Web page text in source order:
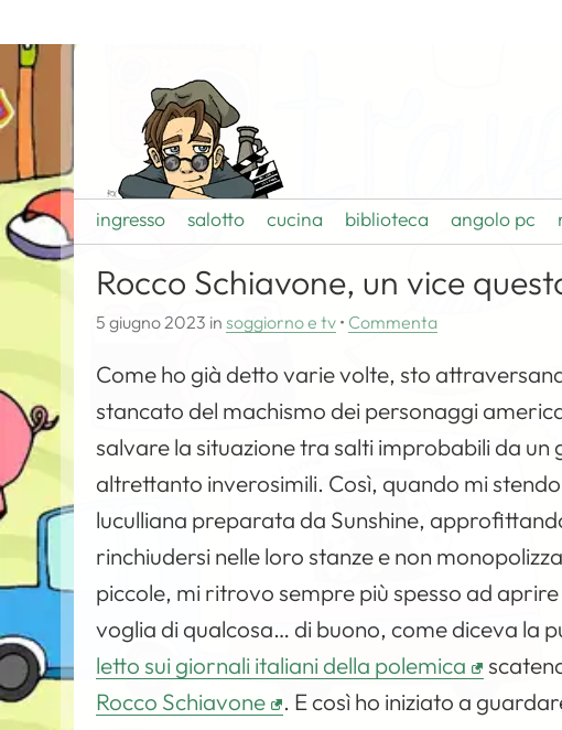
ingresso salotto cucina biblioteca angolo pc
Rocco Schiavone, un vice
5 giugno 2023 insoggiorno e tv • Commenta
Come ho già detto varie volte, sto
stancato del machismo dei personaggi
salvare la situazione tra salti improbabili da un
altrettanto inverosimili. Così, quando mi
luculliana preparata da Sunshine,
rinchiudersi nelle loro stanze e non
piccole, mi ritrovo sempre più spesso ad
voglia di qualcosa… di buono, come diceva la
letto sui giornali italiani della polemica
Rocco Schiavone
. E così ho iniziato a